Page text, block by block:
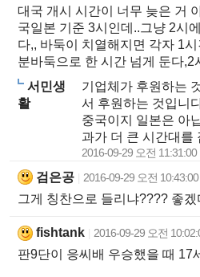
대국 개시 시간이 너무 늦은 거
국일본 기준 3시인데..그냥 2시
다,, 바둑이 치열해지면 각자 1
분바둑으로 한 시간 넘게 둔다,2
서민생
활
기업체가 후원하는
서 후원하는 것입니
중국이지 일본은 아
과가 더 큰 시간대를
2016-09-29 오전 11:31:00
검은공 2016-09-29 오전 10:43:00
그게 칭찬으로 들리냐???? 좋겠
fishtank 2016-09-29 오전
판9단이 응씨배 우승했을 때 17